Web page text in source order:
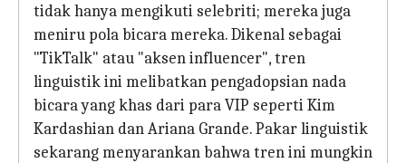
tidak hanya mengikuti selebriti; mereka juga
meniru pola bicara mereka. Dikenal sebagai
"TikTalk" atau "aksen influencer", tren
linguistik ini melibatkan pengadopsian nada
bicara yang khas dari para VIP seperti Kim
Kardashian dan Ariana Grande. Pakar linguistik
sekarang menyarankan bahwa tren ini mungkin